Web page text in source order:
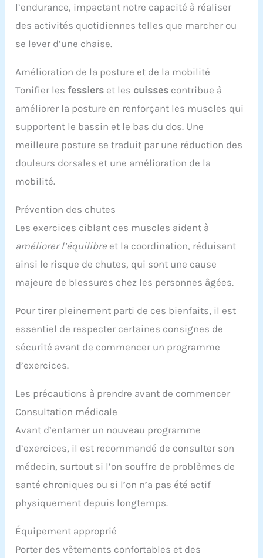
l’endurance, impactant notre capacité à réaliser
des activités quotidiennes telles que marcher ou
se lever d’une chaise.
Amélioration de la posture et de la mobilité
Tonifier les fessiers et les cuisses contribue à
améliorer la posture en renforçant les muscles qui
supportent le bassin et le bas du dos. Une
meilleure posture se traduit par une réduction des
douleurs dorsales et une amélioration de la
mobilité.
Prévention des chutes
Les exercices ciblant ces muscles aident à
améliorer l’équilibre et la coordination, réduisant
ainsi le risque de chutes, qui sont une cause
majeure de blessures chez les personnes âgées.
Pour tirer pleinement parti de ces bienfaits, il est
essentiel de respecter certaines consignes de
sécurité avant de commencer un programme
d’exercices.
Les précautions à prendre avant de commencer
Consultation médicale
Avant d’entamer un nouveau programme
d’exercices, il est recommandé de consulter son
médecin, surtout si l’on souffre de problèmes de
santé chroniques ou si l’on n’a pas été actif
physiquement depuis longtemps.
Équipement approprié
Porter des vêtements confortables et des